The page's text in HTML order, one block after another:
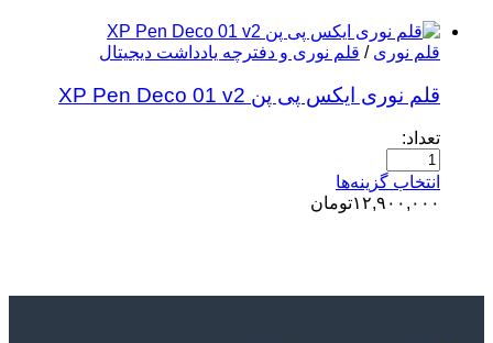
قلم نوری / قلم نوری و دفترچه یادداشت دیجیتال
قلم نوری ایکس پی پن XP Pen Deco 01 v2
تعداد:
انتخاب گزینه‌ها
۱۲,۹۰۰,۰۰۰تومان